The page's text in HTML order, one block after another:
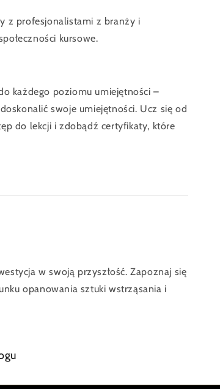
z profesjonalistami z branży i
kursowe.
każdego poziomu umiejętności –
swoje umiejętności. Ucz się od
do lekcji i zdobądź certyfikaty, które
w swoją przyszłość. Zapoznaj się
opanowania sztuki wstrząsania i